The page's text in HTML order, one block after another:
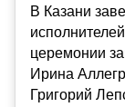
В Казани
церемонии
Ирина
Григорий